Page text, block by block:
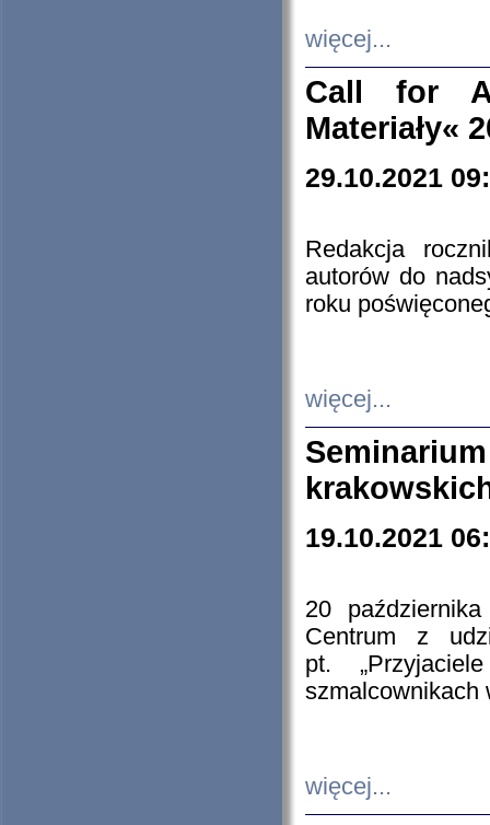
więcej...
Call for
Materiały«
29.10.2021
Redakcja
autorów do
roku
więcej...
19.10.2021
20
Centrum z
pt.
szmalcownikach
więcej...